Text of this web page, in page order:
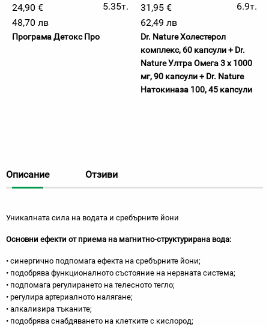
24,90 €
5.35т.
48,70 лв
Програма Детокс Про
31,95 €
6.9т.
62,49 лв
Dr. Nature Холестерол
комплекс, 60 капсули + Dr.
Nature Ултра Омега 3 х 1000
мг, 90 капсули + Dr. Nature
Натокиназа 100, 45 капсули
Описание Отзиви
Уникалната сила на водата и сребърните йони
Основни ефекти от приема на магнитно-структурирана вода:
• синергично подпомага ефекта на сребърните йони;
• подобрява функционалното състояние на нерв­ната система;
• подпомага регулирането на телесното тегло;
• регулира артериалното налягане;
• алкализира тъканите;
• подобрява снабдяването на клетките с кисло­род;